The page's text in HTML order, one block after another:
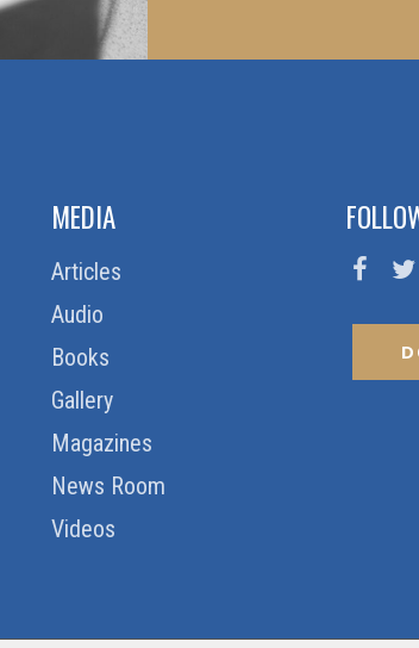
MEDIA
Articles
Audio
Books
Gallery
Magazines
News Room
Videos